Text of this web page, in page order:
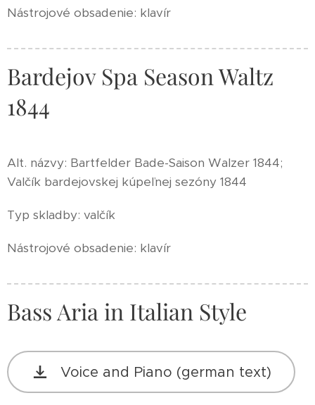
Nástrojové obsadenie: klavír
Bardejov Spa Season Waltz
1844
Alt. názvy: Bartfelder Bade-Saison Walzer 1844;
Valčík bardejovskej kúpeľnej sezóny 1844
Typ skladby: valčík
Nástrojové obsadenie: klavír
Bass Aria in Italian Style
Voice and Piano (german text)